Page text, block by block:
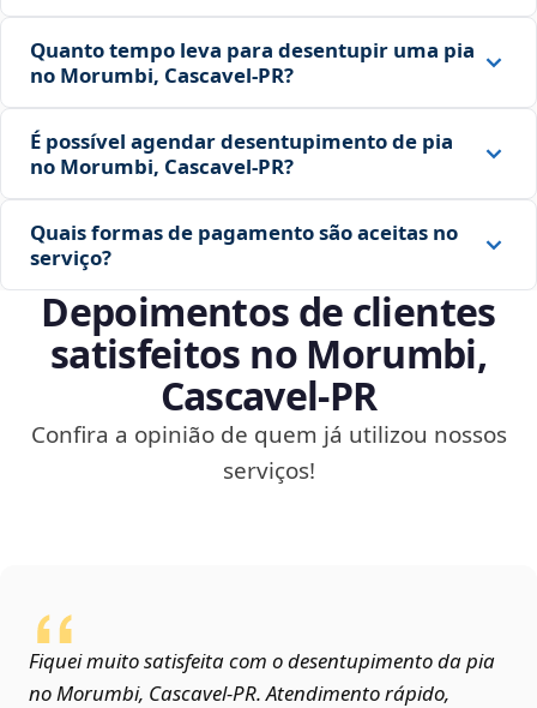
Quanto tempo leva para desentupir uma pia
no Morumbi, Cascavel‑PR?
É possível agendar desentupimento de pia
no Morumbi, Cascavel‑PR?
Quais formas de pagamento são aceitas no
serviço?
Depoimentos de clientes
satisfeitos no Morumbi,
Cascavel‑PR
Confira a opinião de quem já utilizou nossos
serviços!
Fiquei muito satisfeita com o desentupimento da pia
no Morumbi, Cascavel‑PR. Atendimento rápido,